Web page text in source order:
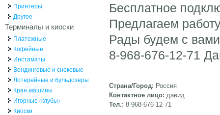
Бесплатное
Предлагаем
Рады будем с вами
8-968-676-12-71
Страна/Город: Россия
Контактное лицо: давид
Тел.: 8-968-676-12-71
Принтеры
Другое
Терминалы и киоски
Платежные
Кофейные
Инстаматы
Вендинговые и снековые
Лотерейные и бульдозеры
Кран-машины
Игорные (клубы)
Киоски